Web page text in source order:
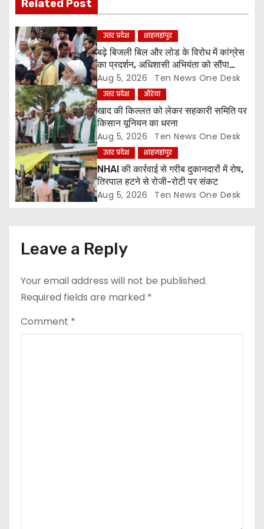
g
a
t
i
o
n
Related Post
उत्तर प्रदेश शाहजहांपुर
बढ़े बिजली बिल और लोड के विरोध में कांग्रेस
का प्रदर्शन, अधिशासी अभियंता को सौंपा
ज्ञापन
Aug 5, 2026 Ten News One Desk
उत्तर प्रदेश औरेया
खाद की किल्लत को लेकर सहकारी समिति पर
किसान यूनियन का धरना
Aug 5, 2026 Ten News One Desk
उत्तर प्रदेश शाहजहांपुर
NHAI की कार्रवाई से गरीब दुकानदारों में रोष,
तिरपाल हटने से रोजी-रोटी पर संकट
Aug 5, 2026 Ten News One Desk
Leave a Reply
Your email address will not be published.
Required fields are marked *
Comment *